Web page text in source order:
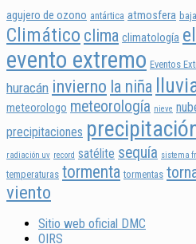
agujero de ozono antártica atmosfera
Climático clima climatología
evento extremo Eventos
huracán invierno la niña
meteorologo meteorología nieve
precipitaciones
radiación uv record satélite sequía sistema
temperaturas tormenta tormentas
viento
Sitio web oficial DMC
OIRS